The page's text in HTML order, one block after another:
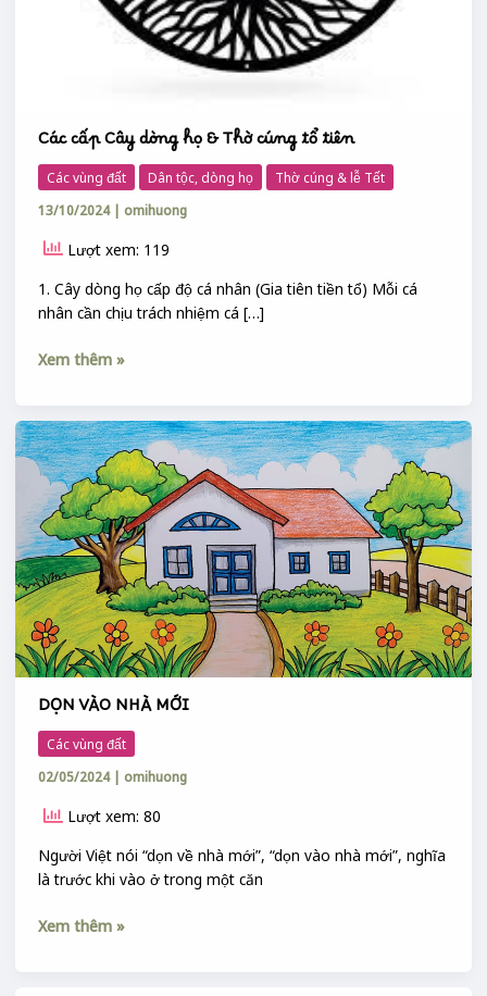
Các cấp Cây dòng họ & Thờ cúng tổ tiên
Các vùng đất Dân tộc, dòng họ
Thờ cúng & lễ Tết
13/10/2024 | omihuong
Lượt xem: 119
1. Cây dòng họ cấp độ cá nhân (Gia tiên tiền tổ) Mỗi cá
nhân cần chịu trách nhiệm cá […]
Xem thêm »
DỌN VÀO NHÀ MỚI
Các vùng đất
02/05/2024 | omihuong
Lượt xem: 80
Người Việt nói “dọn về nhà mới”, “dọn vào nhà mới”, nghĩa
là trước khi vào ở trong một căn
DỌN
VÀO
NHÀ
MỚI
Xem thêm »